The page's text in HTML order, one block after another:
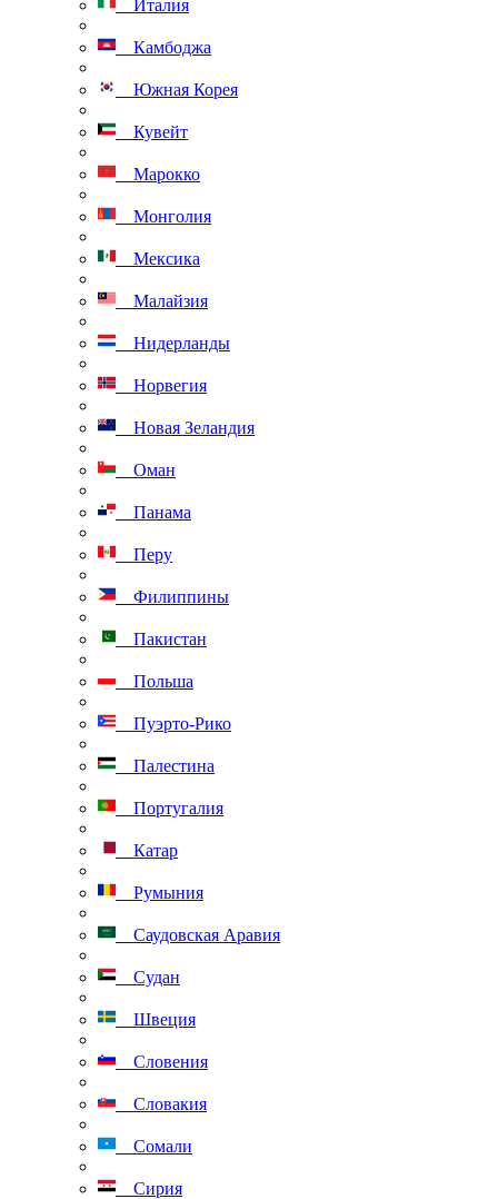
Италия
Камбоджа
Южная Корея
Кувейт
Марокко
Монголия
Мексика
Малайзия
Нидерланды
Норвегия
Новая Зеландия
Оман
Панама
Перу
Филиппины
Пакистан
Польша
Пуэрто-Рико
Палестина
Португалия
Катар
Румыния
Саудовская Аравия
Судан
Швеция
Словения
Словакия
Сомали
Сирия